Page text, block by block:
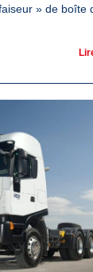
» de boîte